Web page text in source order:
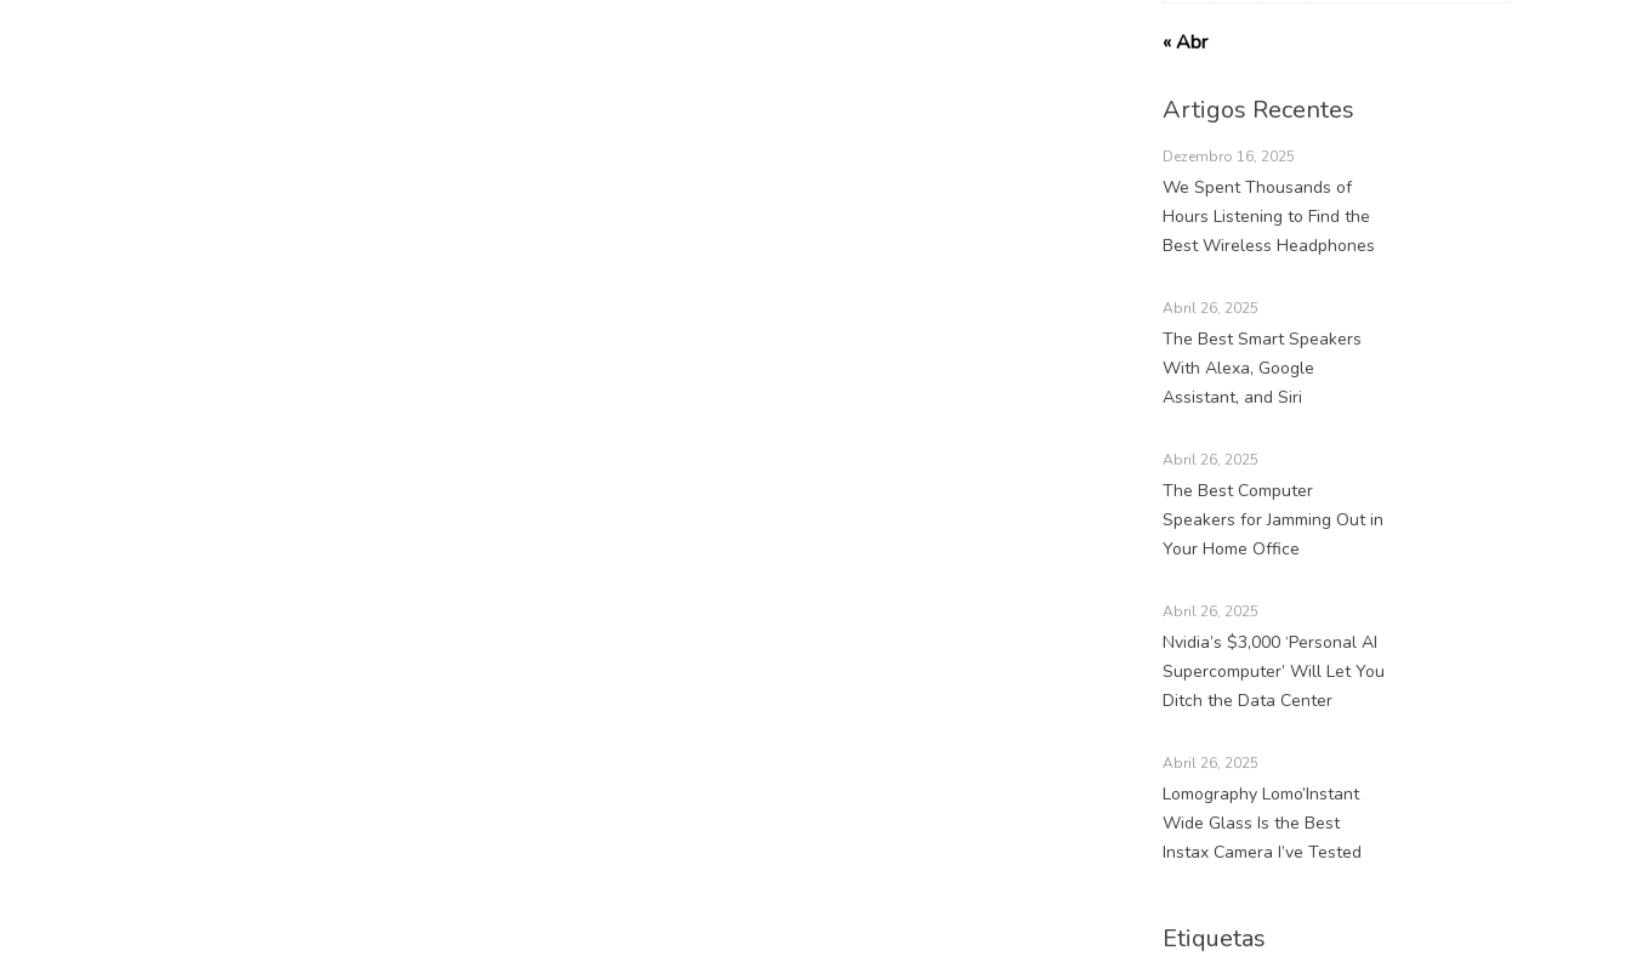
« Abr
Artigos Recentes
Dezembro 16, 2025
We Spent Thousands of
Hours Listening to Find the
Best Wireless Headphones
Abril 26, 2025
The Best Smart Speakers
With Alexa, Google
Assistant, and Siri
Abril 26, 2025
The Best Computer
Speakers for Jamming Out in
Your Home Office
Abril 26, 2025
Nvidia’s $3,000 ‘Personal AI
Supercomputer’ Will Let You
Ditch the Data Center
Abril 26, 2025
Lomography Lomo’Instant
Wide Glass Is the Best
Instax Camera I’ve Tested
Etiquetas